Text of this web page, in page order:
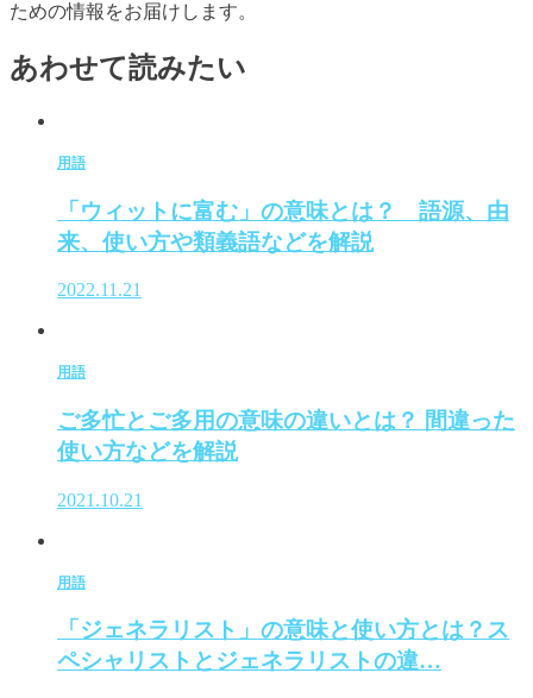
ための情報をお届けします。
あわせて読みたい
用語
「ウィットに富む」の意味とは？ 語源、由
来、使い方や類義語などを解説
2022.11.21
用語
ご多忙とご多用の意味の違いとは？ 間違った
使い方などを解説
2021.10.21
用語
「ジェネラリスト」の意味と使い方とは？ス
ペシャリストとジェネラリストの違…